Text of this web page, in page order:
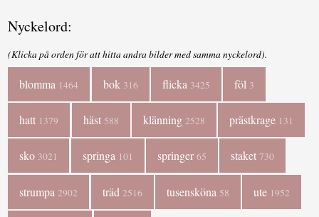
Nyckelord:
(Klicka på orden för att hitta andra bilder med samma nyckelord).
blomma 1464 bok 316 flicka 3425 föl 3
hatt 1379 häst 588 klänning 2528 prästkrage 131
sko 3021 springa 101 springer 65 staket730
strumpa 2902 träd 2516 tusensköna 58 ute 1952